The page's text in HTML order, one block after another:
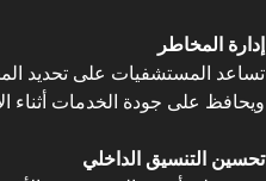
إدارة المخاطر
تساعد المستشفيات على تحديد
ويحافظ على جودة الخدمات أثناء
تحسين التنسيق الداخلي